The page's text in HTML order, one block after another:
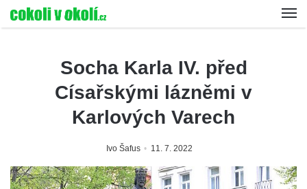
Socha Karla IV. před
Císařskými lázněmi v
Karlových Varech
Ivo Šafus 11. 7. 2022